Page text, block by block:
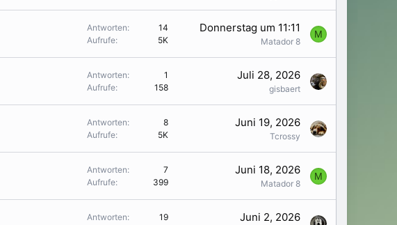
Antworten
14
Aufrufe
5K
Donnerstag um 11:11
Matador 8
M
Antworten
1
Aufrufe
158
Juli 28, 2026
gisbaert
Antworten
8
Aufrufe
5K
Juni 19, 2026
Tcrossy
Antworten
7
Aufrufe
399
Juni 18, 2026
Matador 8
M
Antworten
19
Juni 2, 2026